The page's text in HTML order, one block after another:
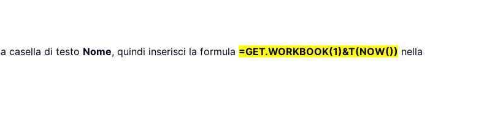
casella di testo Nome, quindi inserisci la formula =GET.WORKBOOK(1)&T(NOW()) nella